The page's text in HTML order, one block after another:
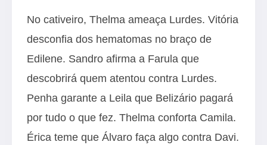
No cativeiro, Thelma ameaça Lurdes. Vitória
desconfia dos hematomas no braço de
Edilene. Sandro afirma a Farula que
descobrirá quem atentou contra Lurdes.
Penha garante a Leila que Belizário pagará
por tudo o que fez. Thelma conforta Camila.
Érica teme que Álvaro faça algo contra Davi.